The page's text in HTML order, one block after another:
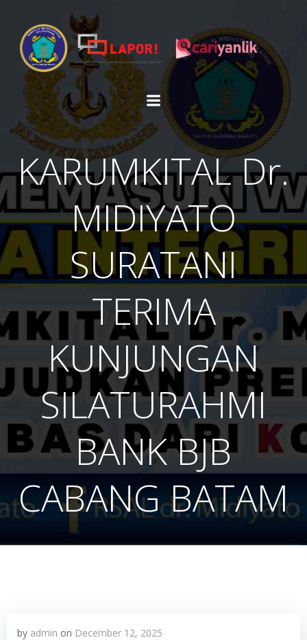
content
KARUMKITAL Dr.
MIDIYATO
SURATANI
TERIMA
KUNJUNGAN
SILATURAHMI
BANK BJB
CABANG BATAM
by admin on December 12, 2025